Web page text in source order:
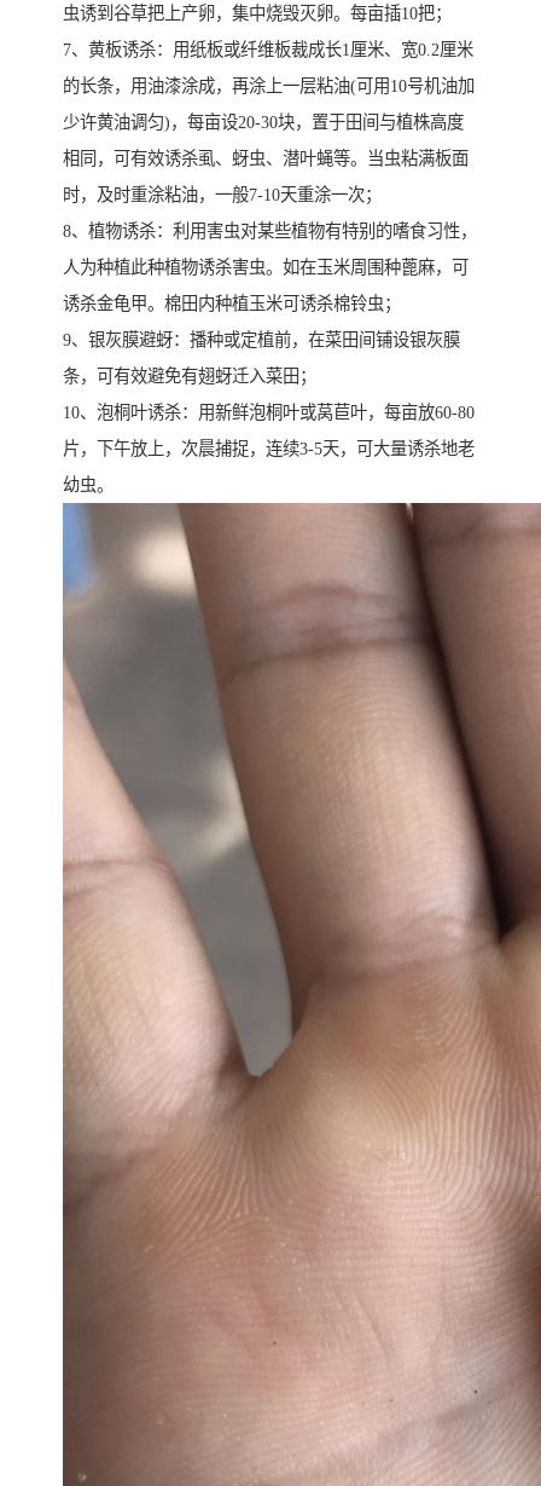
虫诱到谷草把上产卵，集中烧毁灭卵。每亩插10把；
7、黄板诱杀：用纸板或纤维板裁成长1厘米、宽0.2厘米
的长条，用油漆涂成，再涂上一层粘油(可用10号机油加
少许黄油调匀)，每亩设20-30块，置于田间与植株高度
相同，可有效诱杀虱、蚜虫、潜叶蝇等。当虫粘满板面
时，及时重涂粘油，一般7-10天重涂一次；
8、植物诱杀：利用害虫对某些植物有特别的嗜食习性，
人为种植此种植物诱杀害虫。如在玉米周围种蓖麻，可
诱杀金龟甲。棉田内种植玉米可诱杀棉铃虫；
9、银灰膜避蚜：播种或定植前，在菜田间铺设银灰膜
条，可有效避免有翅蚜迁入菜田；
10、泡桐叶诱杀：用新鲜泡桐叶或莴苣叶，每亩放60-80
片，下午放上，次晨捕捉，连续3-5天，可大量诱杀地老
幼虫。